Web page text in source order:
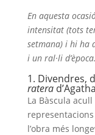
En aquesta
intensitat (tots
setmana) i hi ha
i un ral·li d’època.
1. Divendres,
ratera
La Bàscula
representacions
l’obra més